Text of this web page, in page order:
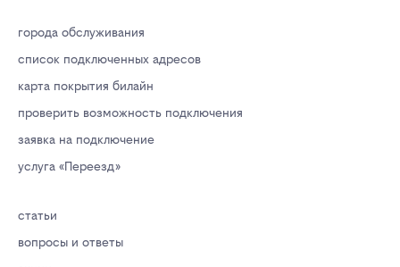
города обслуживания
список подключенных адресов
карта покрытия билайн
проверить возможность подключения
заявка на подключение
услуга «Переезд»
статьи
вопросы и ответы